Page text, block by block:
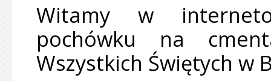
Witamy w
pochówku na
Wszystkich Świętych w